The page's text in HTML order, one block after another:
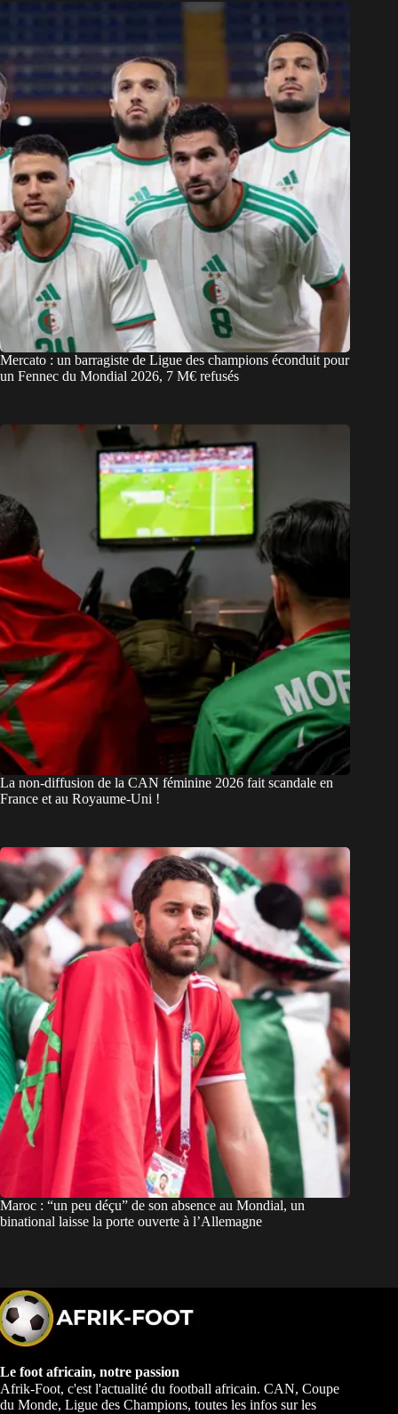
Mercato : un barragiste de Ligue des champions éconduit pour
un Fennec du Mondial 2026, 7 M€ refusés
La non-diffusion de la CAN féminine 2026 fait scandale en
France et au Royaume-Uni !
Maroc : “un peu déçu” de son absence au Mondial, un
binational laisse la porte ouverte à l’Allemagne
Le foot africain, notre passion
Afrik-Foot, c'est l'actualité du football africain. CAN, Coupe
du Monde, Ligue des Champions, toutes les infos sur les